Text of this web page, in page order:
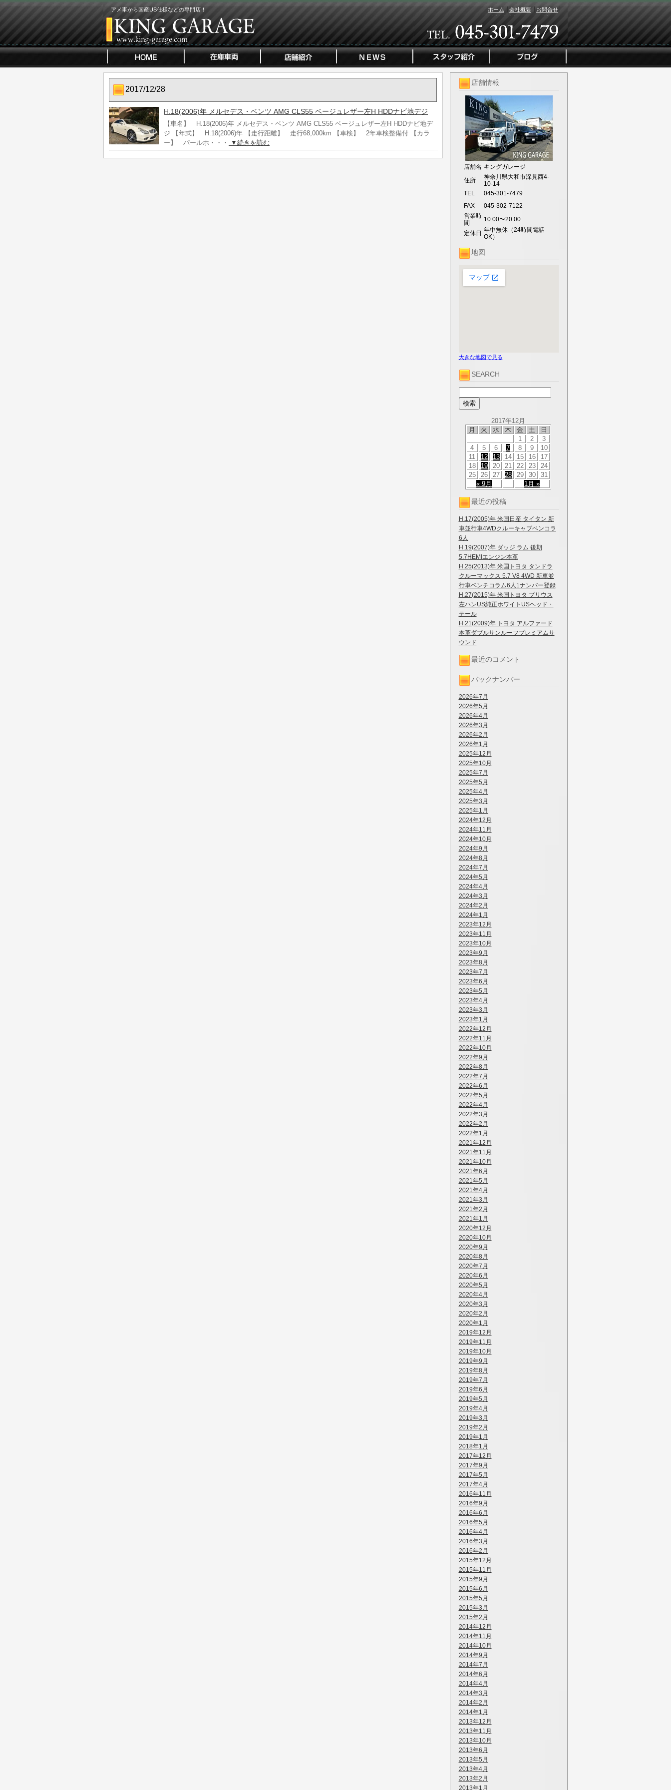
アメ車から国産US仕様などの専門店！ ホーム 会社概要 お問合せ
2017/12/28
H.18(2006)年 メルセデス・ベンツ AMG CLS55 ベージュレザー左H HDDナビ地デジ
【車名】 H.18(2006)年 メルセデス・ベンツ AMG CLS55 ベージュレザー左H HDDナビ地デ
ジ 【年式】 H.18(2006)年 【走行距離】 走行68,000km 【車検】 2年車検整備付 【カラ
ー】 パールホ・・・
▼続きを読む
店舗情報
店舗名 キングガレージ
住所
神奈川県大和市深見西4-
10-14
TEL
045-301-7479
FAX
045-302-7122
営業時
間
10:00〜20:00
定休日 年中無休（24時間電話
OK）
地図
大きな地図で見る
SEARCH
2017年12月
月
火 水 木 金 土 日
« 9月 1月 »
1 2
3
4
5 6 7 8 9
10
11
12 13 14 15 16
17
18
19 20 21 22 23
24
25
26 27 28 29 30 31
最近の投稿
H.17(2005)年 米国日産 タイタン 新
車並行車4WDクルーキャブベンコラ
6人
H.19(2007)年 ダッジ ラム 後期
5.7HEMIエンジン本革
H.25(2013)年 米国トヨタ タンドラ
クルーマックス 5.7 V8 4WD 新車並
行車ベンチコラム6人1ナンバー登録
H.27(2015)年 米国トヨタ プリウス
左ハンUS純正ホワイトUSヘッド・
テール
H.21(2009)年 トヨタ アルファード
本革ダブルサンルーフプレミアムサ
ウンド
最近のコメント
バックナンバー
2026年7月
2026年5月
2026年4月
2026年3月
2026年2月
2026年1月
2025年12月
2025年10月
2025年7月
2025年5月
2025年4月
2025年3月
2025年1月
2024年12月
2024年11月
2024年10月
2024年9月
2024年8月
2024年7月
2024年5月
2024年4月
2024年3月
2024年2月
2024年1月
2023年12月
2023年11月
2023年10月
2023年9月
2023年8月
2023年7月
2023年6月
2023年5月
2023年4月
2023年3月
2023年1月
2022年12月
2022年11月
2022年10月
2022年9月
2022年8月
2022年7月
2022年6月
2022年5月
2022年4月
2022年3月
2022年2月
2022年1月
2021年12月
2021年11月
2021年10月
2021年6月
2021年5月
2021年4月
2021年3月
2021年2月
2021年1月
2020年12月
2020年10月
2020年9月
2020年8月
2020年7月
2020年6月
2020年5月
2020年4月
2020年3月
2020年2月
2020年1月
2019年12月
2019年11月
2019年10月
2019年9月
2019年8月
2019年7月
2019年6月
2019年5月
2019年4月
2019年3月
2019年2月
2019年1月
2018年1月
2017年12月
2017年9月
2017年5月
2017年4月
2016年11月
2016年9月
2016年6月
2016年5月
2016年4月
2016年3月
2016年2月
2015年12月
2015年11月
2015年9月
2015年6月
2015年5月
2015年3月
2015年2月
2014年12月
2014年11月
2014年10月
2014年9月
2014年7月
2014年6月
2014年4月
2014年3月
2014年2月
2014年1月
2013年12月
2013年11月
2013年10月
2013年6月
2013年5月
2013年4月
2013年2月
2013年1月